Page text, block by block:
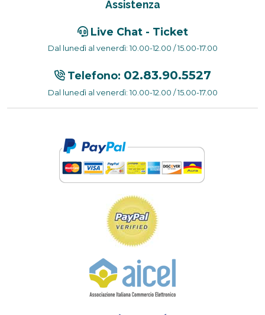
Assistenza
Live Chat - Ticket
Dal lunedì al venerdì: 10.00-12.00 / 15.00-17.00
Telefono: 02.83.90.5527
Dal lunedì al venerdì: 10.00-12.00 / 15.00-17.00